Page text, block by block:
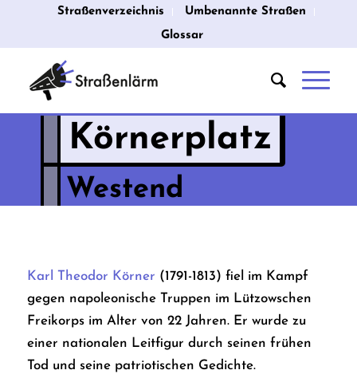
Straßenverzeichnis
Umbenannte Straßen
Glossar
Körnerplatz
Westend
Karl Theodor Körner (1791-1813) fiel im Kampf
gegen napoleonische Truppen im Lützowschen
Freikorps im Alter von 22 Jahren. Er wurde zu
einer nationalen Leitfigur durch seinen frühen
Tod und seine patriotischen Gedichte.